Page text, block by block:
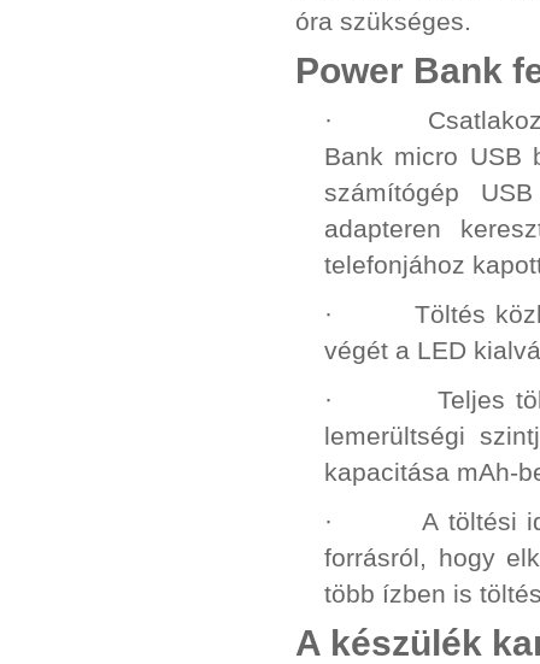
óra szükséges.
Power Bank
·
Bank micro USB
számítógép
adapteren
telefonjához
· Töltés közben
végét a LED
· Teljes töltés
lemerültségi
kapacitása mAh-
· A töltési idő
forrásról, hogy
több ízben is
A készülék